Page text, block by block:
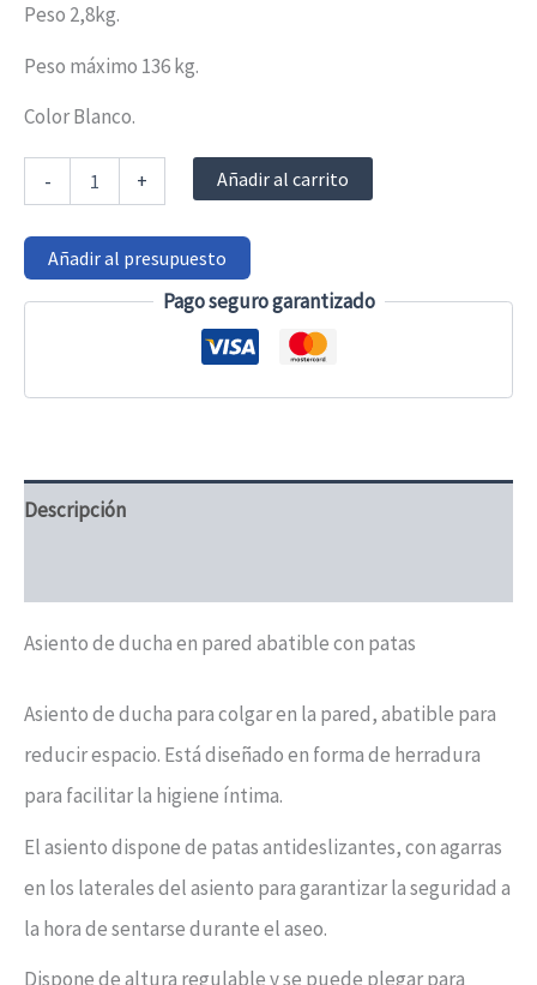
Peso 2,8kg.
Peso máximo 136 kg.
Color Blanco.
-
de
ducha
con
+ Añadir al carrito
Añadir al presupuesto
Pago seguro garantizado
Descripción
Asiento de ducha en pared abatible con patas
Asiento de ducha para colgar en la pared, abatible para
reducir espacio. Está diseñado en forma de herradura
para facilitar la higiene íntima.
El asiento dispone de patas antideslizantes, con agarras
en los laterales del asiento para garantizar la seguridad a
la hora de sentarse durante el aseo.
Dispone de altura regulable y se puede plegar para